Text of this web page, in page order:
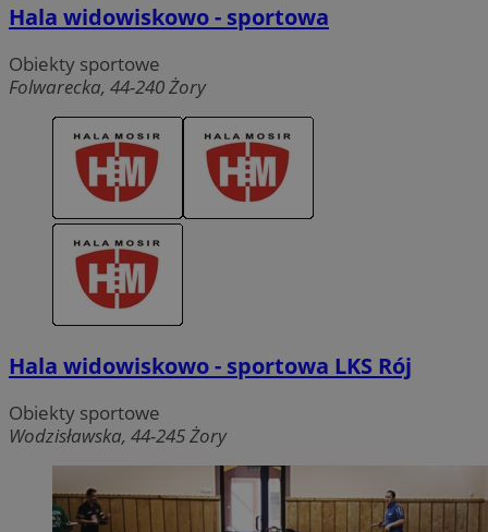
Hala widowiskowo - sportowa
Obiekty sportowe
Folwarecka, 44-240 Żory
Hala widowiskowo - sportowa LKS Rój
Obiekty sportowe
Wodzisławska, 44-245 Żory